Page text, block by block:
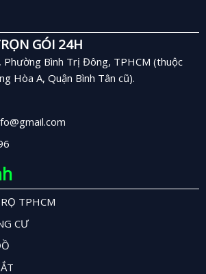
GÓI 24H
Bình Trị Đông, TPHCM (thuộc
Hòa A, Quận Bình Tân cũ).
TPHCM
CƯ